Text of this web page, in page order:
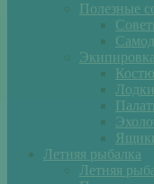
Полезные
Экипировка
Лодки
Летняя рыбалка
Летняя